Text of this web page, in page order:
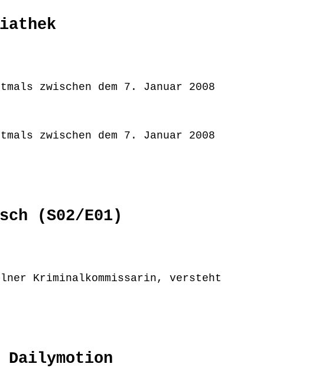
zwischen dem 7. Januar 2008
zwischen dem 7. Januar 2008
(S02/E01)
Kriminalkommissarin, versteht